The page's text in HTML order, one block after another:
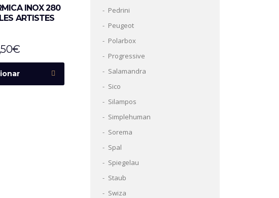
INOX 280
ARTISTES
€
Pedrini
Peugeot
Polarbox
Progressive
Salamandra
Sico
Silampos
Simplehuman
Sorema
Spal
Spiegelau
Staub
Swiza